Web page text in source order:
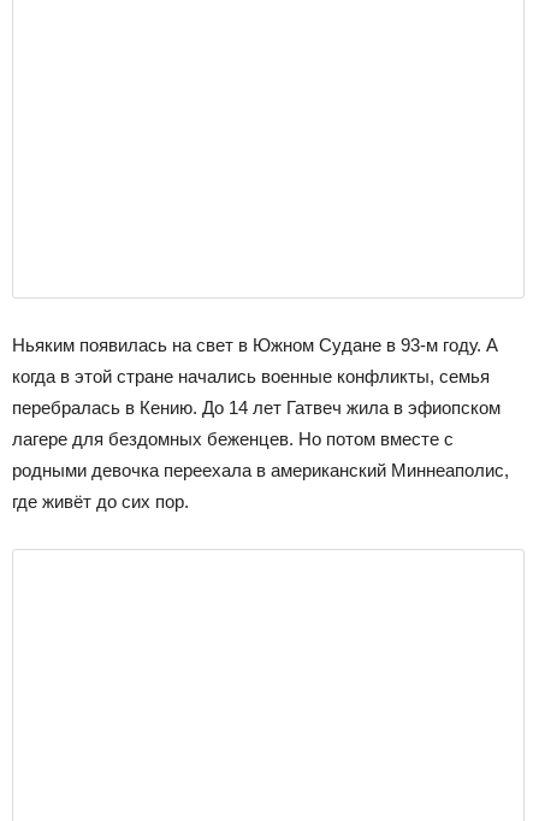
Ньяким появилась на свет в Южном Судане в 93-м году. А
когда в этой стране начались военные конфликты, семья
перебралась в Кению. До 14 лет Гатвеч жила в эфиопском
лагере для бездомных беженцев. Но потом вместе с
родными девочка переехала в американский Миннеаполис,
где живёт до сих пор.